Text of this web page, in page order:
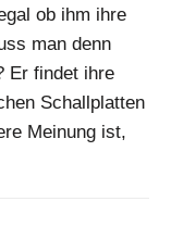
ob ihm ihre
man denn
Er findet ihre
Schallplatten
Meinung ist,